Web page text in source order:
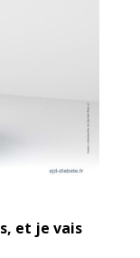
et je vais